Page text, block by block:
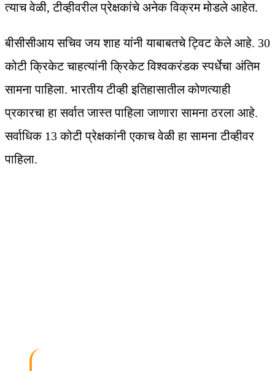
त्याच वेळी, टीव्हीवरील प्रेक्षकांचे अनेक विक्रम मोडले आहेत.
बीसीसीआय सचिव जय शाह यांनी याबाबतचे ट्विट केले आहे. 30
कोटी क्रिकेट चाहत्यांनी क्रिकेट विश्‍वकरंडक स्पर्धेचा अंतिम
सामना पाहिला. भारतीय टीव्ही इतिहासातील कोणत्याही
प्रकारचा हा सर्वात जास्त पाहिला जाणारा सामना ठरला आहे.
सर्वाधिक 13 कोटी प्रेक्षकांनी एकाच वेळी हा सामना टीव्हीवर
पाहिला.